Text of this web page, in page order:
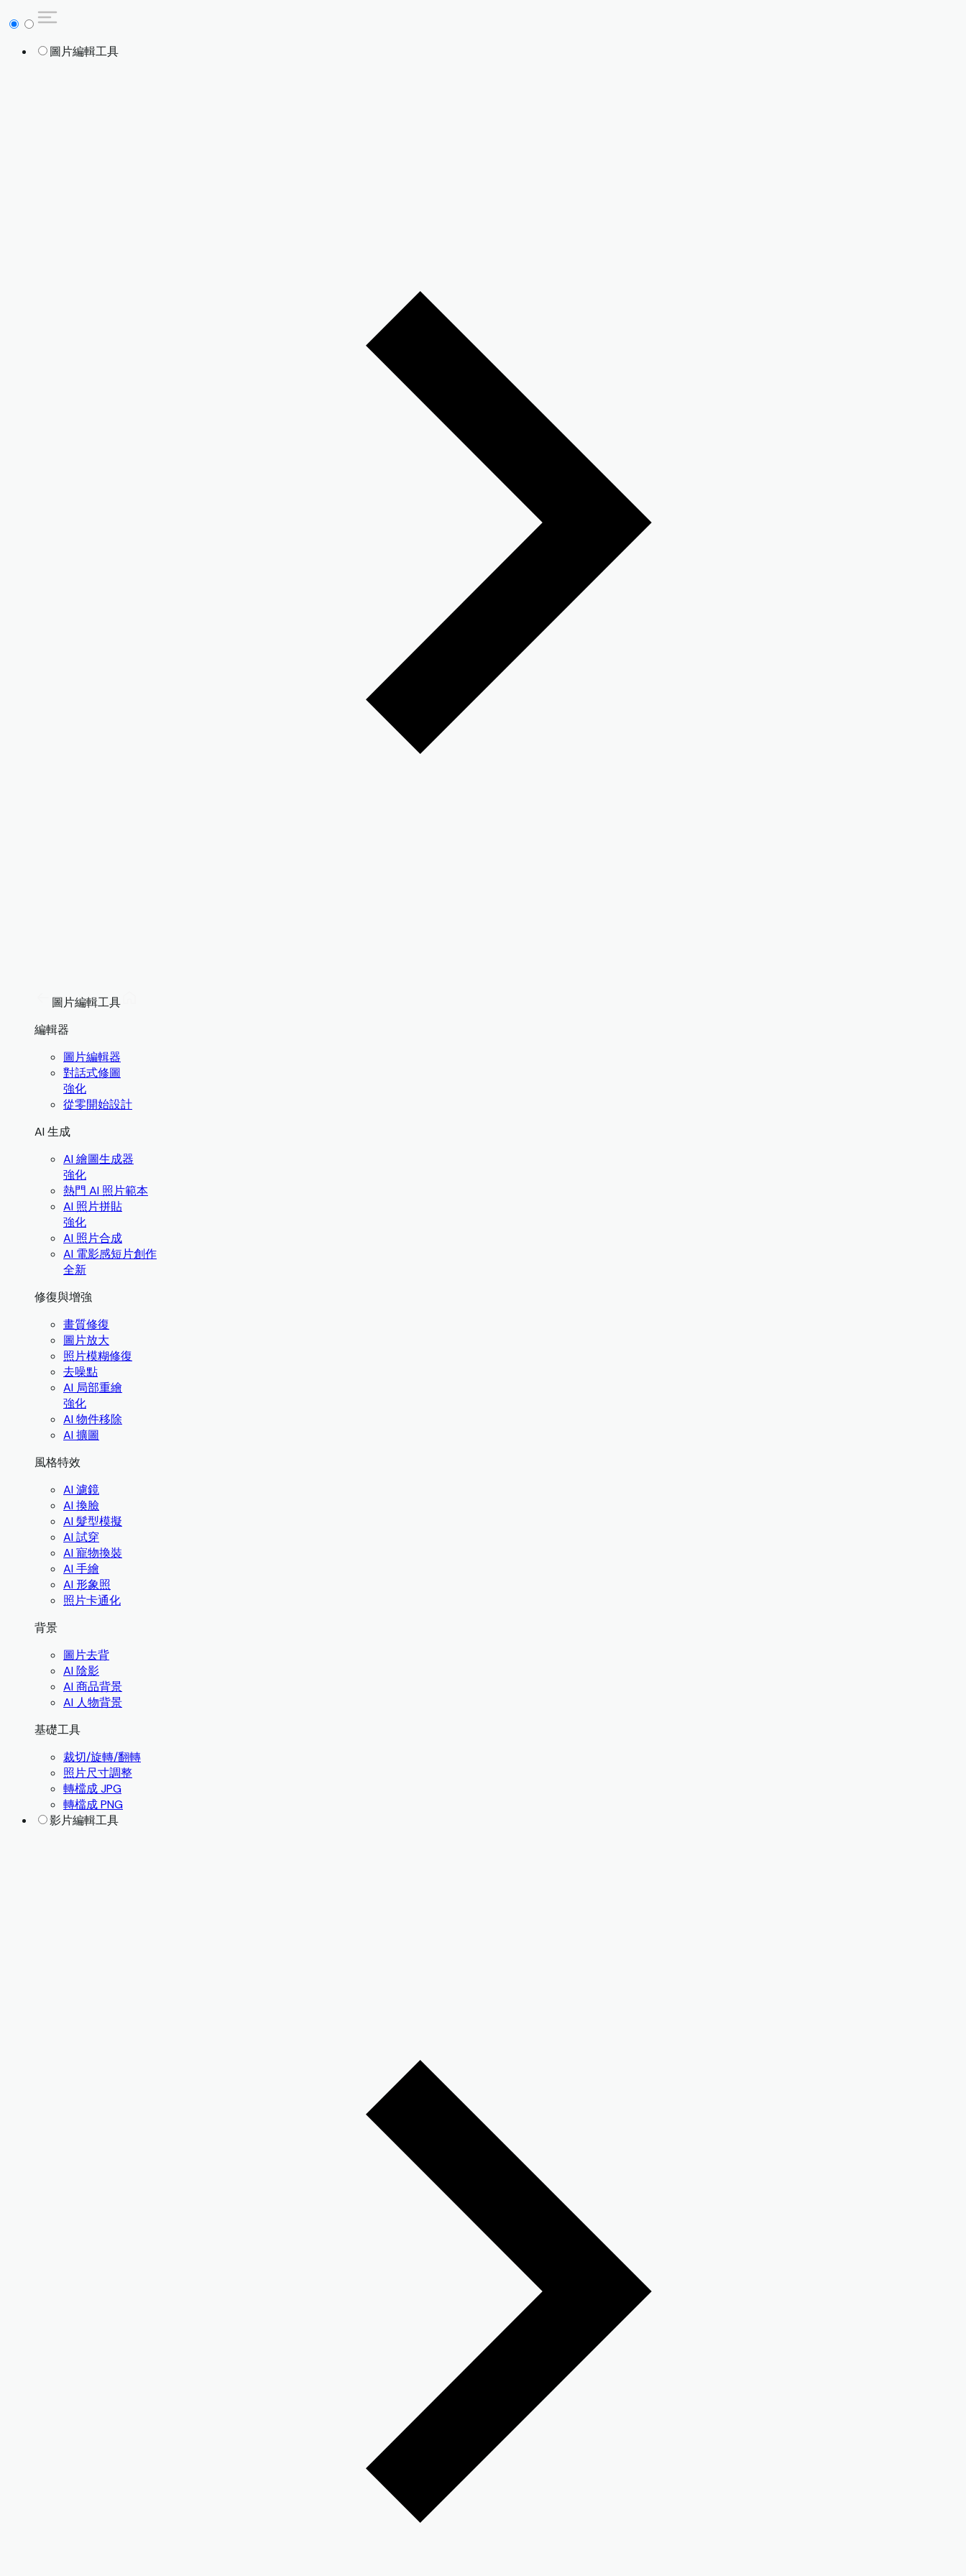
圖片編輯工具
圖片編輯工具
編輯器
圖片編輯器
對話式修圖
強化
從零開始設計
AI 生成
AI 繪圖生成器
強化
熱門 AI 照片範本
AI 照片拼貼
強化
AI 照片合成
AI 電影感短片創作
全新
修復與增強
畫質修復
圖片放大
照片模糊修復
去噪點
AI 局部重繪
強化
AI 物件移除
AI 擴圖
風格特效
AI 濾鏡
AI 換臉
AI 髮型模擬
AI 試穿
AI 寵物換裝
AI 手繪
AI 形象照
照片卡通化
背景
圖片去背
AI 陰影
AI 商品背景
AI 人物背景
基礎工具
裁切/旋轉/翻轉
照片尺寸調整
轉檔成 JPG
轉檔成 PNG
影片編輯工具